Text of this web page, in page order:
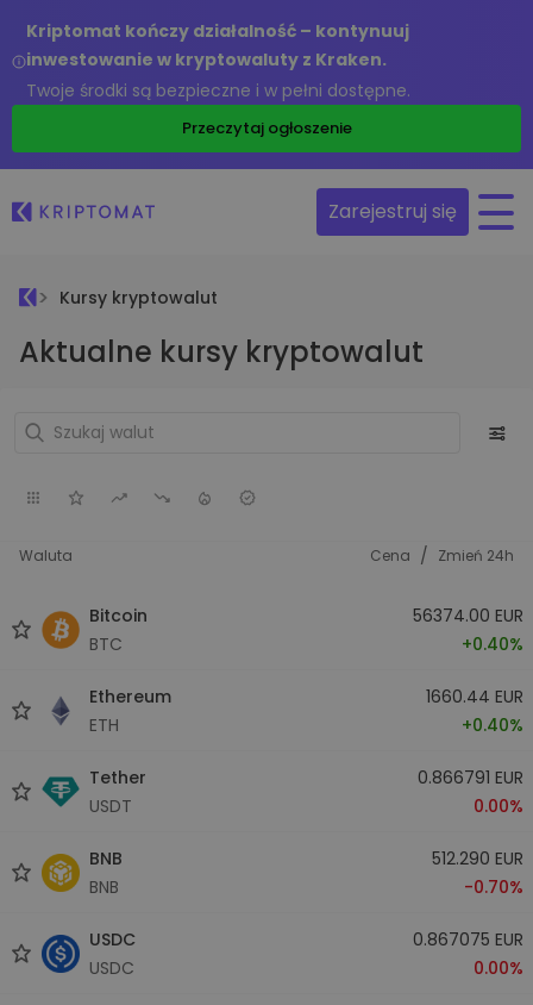
Kriptomat kończy działalność – kontynuuj
inwestowanie w kryptowaluty z Kraken.
Twoje środki są bezpieczne i w pełni dostępne.
Przeczytaj ogłoszenie
Zarejestruj się
Kursy kryptowalut
Aktualne kursy kryptowalut
Waluta Cena / Zmień 24h
Bitcoin
BTC
56374.00 EUR
+0.40%
Ethereum
ETH
1660.44 EUR
+0.40%
Tether
USDT
0.866791 EUR
0.00%
BNB
BNB
512.290 EUR
-0.70%
USDC
USDC
0.867075 EUR
0.00%